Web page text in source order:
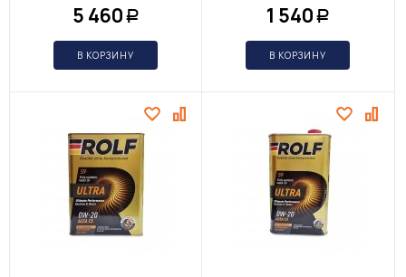
5 460 Р
В КОРЗИНУ
1 540 Р
В КОРЗИНУ